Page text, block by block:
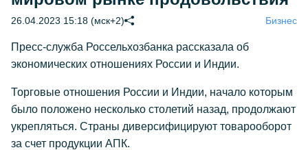
26.04.2023 15:18 (мск+2) Бизнес
Пресс-служба Россельхозбанка рассказала об
экономических отношениях России и Индии.
Торговые отношения России и Индии, начало которым
было положено несколько столетий назад, продолжают
укрепляться. Страны диверсифицируют товарооборот
за счет продукции АПК.